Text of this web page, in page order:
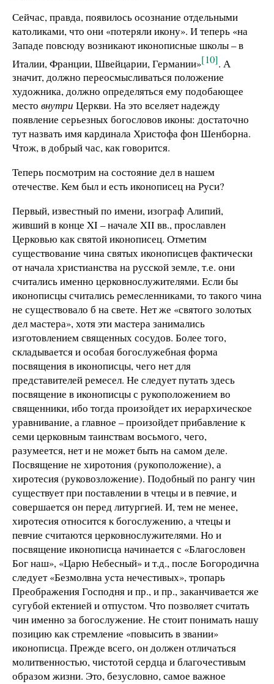
Сейчас, правда, появилось осознание отдельными
католиками, что они «потеряли икону». И теперь «на
Западе повсюду возникают иконописные школы – в
Италии, Франции, Швейцарии, Германии»[10]. А
значит, должно переосмысливаться положение
художника, должно определяться ему подобающее
место внутри Церкви. На это вселяет надежду
появление серьезных богословов иконы: достаточно
тут назвать имя кардинала Христофа фон Шенборна.
Чтож, в добрый час, как говорится.
Теперь посмотрим на состояние дел в нашем
отечестве. Кем был и есть иконописец на Руси?
Первый, известный по имени, изограф Алипий,
живший в конце XI – начале XII вв., прославлен
Церковью как святой иконописец. Отметим
существование чина святых иконописцев фактически
от начала христианства на русской земле, т.е. они
считались именно церковнослужителями. Если бы
иконописцы считались ремесленниками, то такого чина
не существовало б на свете. Нет же «святого золотых
дел мастера», хотя эти мастера занимались
изготовлением священных сосудов. Более того,
складывается и особая богослужебная форма
посвящения в иконописцы, чего нет для
представителей ремесел. Не следует путать здесь
посвящение в иконописцы с рукоположением во
священники, ибо тогда произойдет их иерархическое
уравнивание, а главное – произойдет прибавление к
семи церковным таинствам восьмого, чего,
разумеется, нет и не может быть на самом деле.
Посвящение не хиротония (рукоположение), а
хиротесия (руковозложение). Подобный по рангу чин
существует при поставлении в чтецы и в певчие, и
совершается он перед литургией. И, тем не менее,
хиротесия относится к богослужению, а чтецы и
певчие считаются церковнослужителями. Но и
посвящение иконописца начинается с «Благословен
Бог наш», «Царю Небесный» и т.д., после Богородична
следует «Безмолвна уста нечестивых», тропарь
Преображения Господня и пр., и пр., заканчивается же
сугубой ектенией и отпустом. Что позволяет считать
чин именно за богослужение. Не стоит понимать нашу
позицию как стремление «повысить в звании»
иконописца. Прежде всего, он должен отличаться
молитвенностью, чистотой сердца и благочестивым
образом жизни. Это, безусловно, самое важное